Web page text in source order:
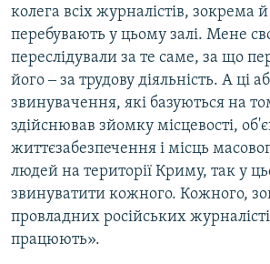
колега всіх журналістів, зокрема
перебувають у цьому залі. Мене
переслідували за те саме, за що
його ‒ за трудову діяльність. А ці
звинувачення, які базуються на
здійснював зйомку місцевості,
життєзабезпечення і місць
людей на території Криму, так у
звинуватити кожного. Кожного,
провладних російських
працюють».